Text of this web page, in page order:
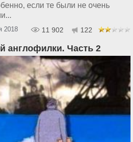
если те были не очень
2018 11 902 122
англофилки. Часть 2